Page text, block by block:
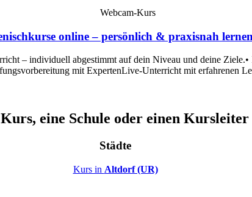
Webcam-Kurs
online – persönlich & praxisnah
– individuell abgestimmt auf dein Niveau und deine
mit ExpertenLive-Unterricht mit erfahrenen
eine Schule oder einen
Städte
Kurs in Altdorf (UR)